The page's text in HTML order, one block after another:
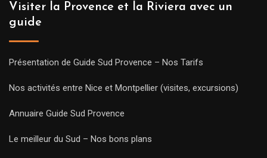
Visiter la Provence et la Riviera avec un
guide
Présentation de Guide Sud Provence – Nos Tarifs
Nos activités entre Nice et Montpellier (visites, excursions)
Annuaire Guide Sud Provence
Le meilleur du Sud – Nos bons plans